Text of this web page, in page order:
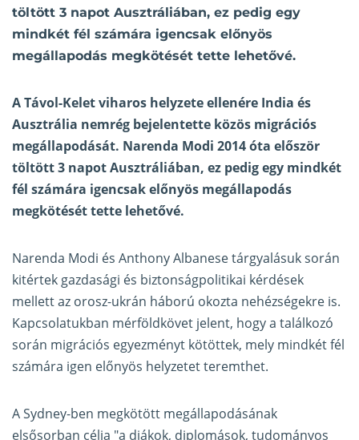
töltött 3 napot Ausztráliában, ez pedig egy
mindkét fél számára igencsak előnyös
megállapodás megkötését tette lehetővé.
A Távol-Kelet viharos helyzete ellenére India és
Ausztrália nemrég bejelentette közös migrációs
megállapodását. Narenda Modi 2014 óta először
töltött 3 napot Ausztráliában, ez pedig egy mindkét
fél számára igencsak előnyös megállapodás
megkötését tette lehetővé.
Narenda Modi és Anthony Albanese tárgyalásuk során
kitértek gazdasági és biztonságpolitikai kérdések
mellett az orosz-ukrán háború okozta nehézségekre is.
Kapcsolatukban mérföldkövet jelent, hogy a találkozó
során migrációs egyezményt kötöttek, mely mindkét fél
számára igen előnyös helyzetet teremthet.
A Sydney-ben megkötött megállapodásának
elsősorban célja "a diákok, diplomások, tudományos